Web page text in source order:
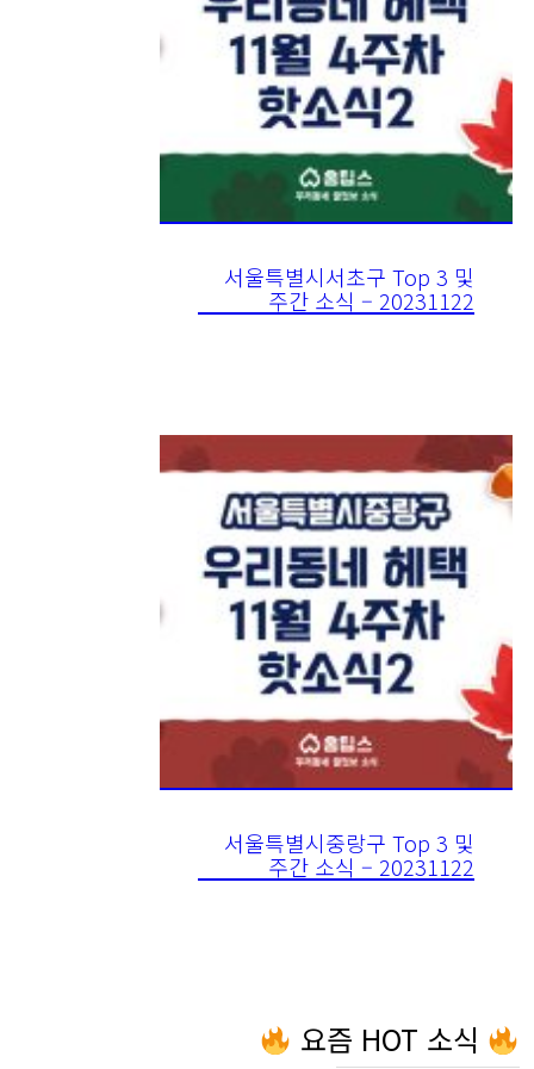
서울특별시서초구 Top 3 및
주간 소식 – 20231122
서울특별시중랑구 Top 3 및
주간 소식 – 20231122
요즘 HOT 소식